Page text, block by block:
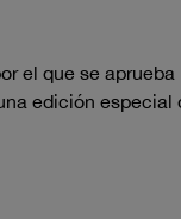
el que se
edición especial